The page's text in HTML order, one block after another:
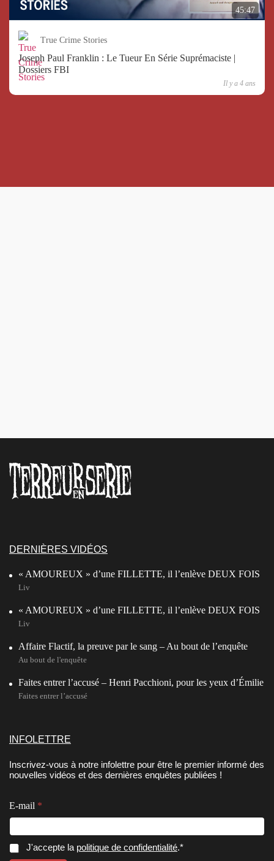
45:47
True Crime Stories
Joseph Paul Franklin : Le Tueur En Série Suprémaciste |
Dossiers FBI
Il y a 4 ans
DERNIÈRES VIDÉOS
« AMOUREUX » d’une FILLETTE, il l’enlève DEUX FOIS
Liv
« AMOUREUX » d’une FILLETTE, il l’enlève DEUX FOIS
Liv
Affaire Flactif, la preuve par le sang – Au bout de l’enquête
Au bout de l'enquête
Faites entrer l’accusé – Henri Pacchioni, pour les yeux d’Émilie
Faites entrer l’accusé
INFOLETTRE
Inscrivez-vous à notre infolettre pour être le premier informé des
nouvelles vidéos et des dernières enquêtes publiées !
*
*
o
n
s
E-mail *
E
-
C
o
J'accepte la politique de confidentialité.*